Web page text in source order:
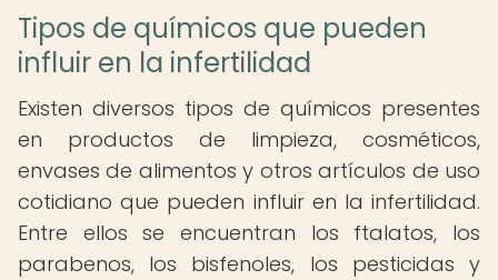
Tipos de químicos que pueden
influir en la infertilidad
Existen diversos tipos de químicos presentes
en productos de limpieza, cosméticos,
envases de alimentos y otros artículos de uso
cotidiano que pueden influir en la infertilidad.
Entre ellos se encuentran los ftalatos, los
parabenos, los bisfenoles, los pesticidas y